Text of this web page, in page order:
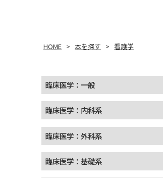
HOME 本を探す 看護学
臨床医学：一般
臨床医学：内科系
臨床医学：外科系
臨床医学：基礎系